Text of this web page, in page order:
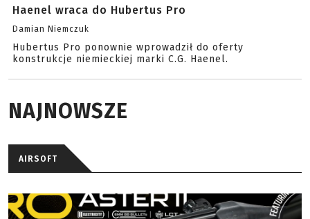
Haenel wraca do Hubertus Pro
Damian Niemczuk
Hubertus Pro ponownie wprowadził do oferty
konstrukcje niemieckiej marki C.G. Haenel.
NAJNOWSZE
AIRSOFT